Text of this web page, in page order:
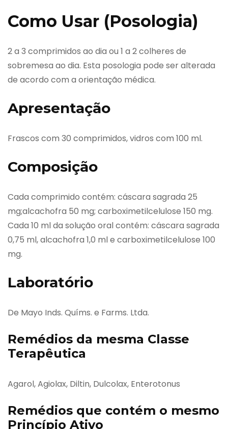
Como Usar (Posologia)
2 a 3 comprimidos ao dia ou 1 a 2 colheres de
sobremesa ao dia. Esta posologia pode ser alterada
de acordo com a orientação médica.
Apresentação
Frascos com 30 comprimidos, vidros com 100 ml.
Composição
Cada comprimido contém: cáscara sagrada 25
mg;alcachofra 50 mg; carboximetilcelulose 150 mg.
Cada 10 ml da solução oral contém: cáscara sagrada
0,75 ml, alcachofra 1,0 ml e carboximetilcelulose 100
mg.
Laboratório
De Mayo Inds. Químs. e Farms. Ltda.
Remédios da mesma Classe
Terapêutica
Agarol, Agiolax, Diltin, Dulcolax, Enterotonus
Remédios que contém o mesmo
Princípio Ativo